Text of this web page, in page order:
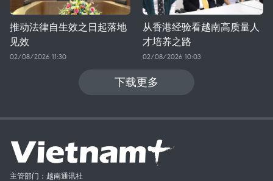
推动法律自生效之日起落地
见效
02/08/2026 11:30
从香港经验看越南高质量人
才培养之路
02/08/2026 10:03
下载更多
主管部门：越南通讯社